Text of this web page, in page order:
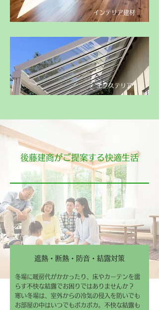
​インテリア建材
​エクステリア
後藤建商がご提案する快適生活
遮熱・断熱・防音・結露対策
冬場に暖房代がかかったり、床やカーテンを濡
らす不快な結露でお困りではありませんか？
寒い冬場は、室外からの冷気の侵入を防いでも
お部屋の中はいつでもポカポカ。不快な結露も